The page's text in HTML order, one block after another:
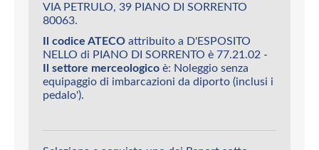
VIA PETRULO, 39 PIANO DI SORRENTO
80063.
Il codice ATECO attribuito a D'ESPOSITO
NELLO di PIANO DI SORRENTO è 77.21.02 -
Il settore merceologico è: Noleggio senza
equipaggio di imbarcazioni da diporto (inclusi i
pedalo').